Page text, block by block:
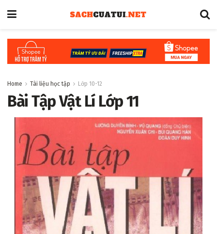
Home Tài liệu học tập Lớp 10-12
Bài Tập Vật Lí Lớp 11